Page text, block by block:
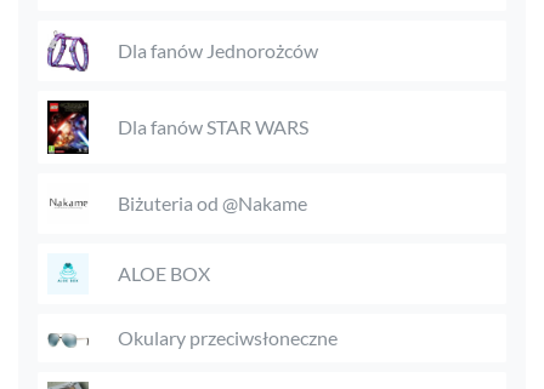
Dla fanów Jednorożców
Dla fanów STAR WARS
Biżuteria od @Nakame
ALOE BOX
Okulary przeciwsłoneczne